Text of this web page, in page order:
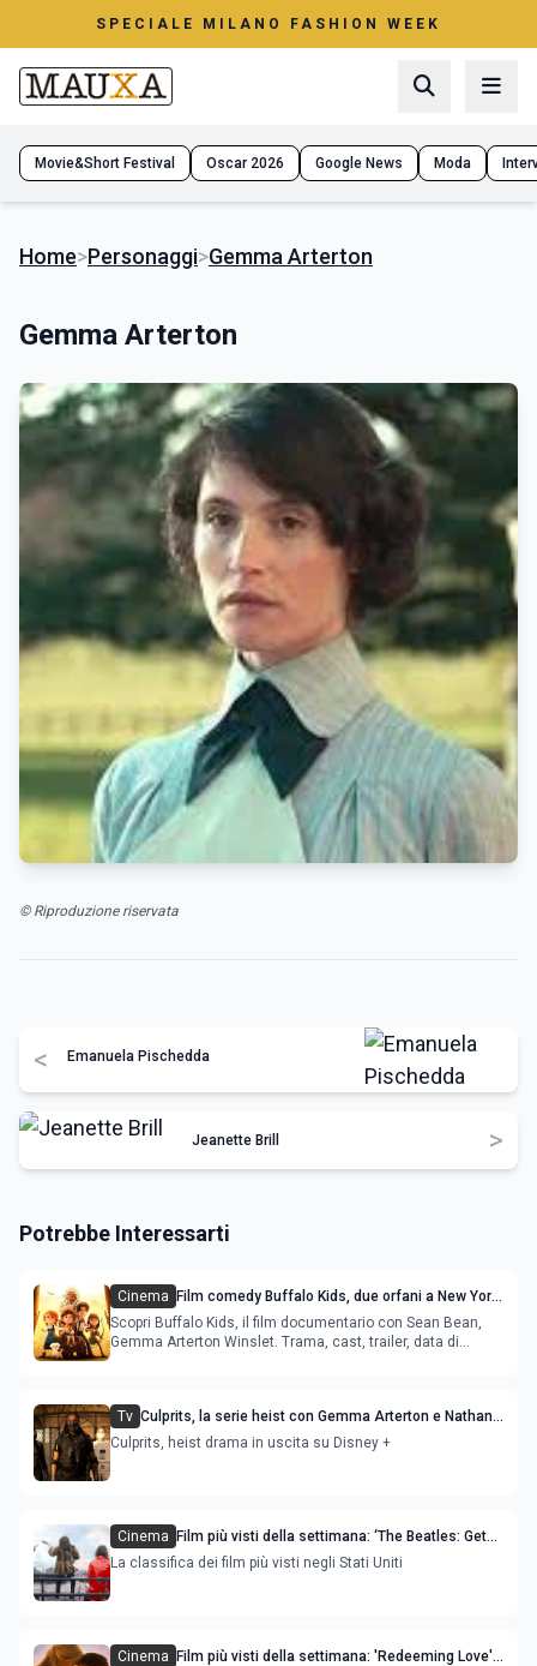
SPECIALE MILANO FASHION WEEK
Movie&Short Festival Oscar 2026 Google News Moda
Home>Personaggi>Gemma Arterton
Gemma Arterton
© Riproduzione riservata
< Emanuela Pischedda
Jeanette Brill >
Potrebbe Interessarti
Cinema
Film comedy Buffalo Kids, due orfani a New York
con Sean Bean e Gemma Arterton
Scopri Buffalo Kids, il film documentario con Sean Bean,
Gemma Arterton Winslet. Trama, cast, trailer, data di
Tv Culprits, la serie heist con Gemma Arterton e Nathan
Stewart-Jarrett
Culprits, heist drama in uscita su Disney +
Cinema
Film più visti della settimana: ‘The Beatles: Get
Back - The Rooftop Concert’ è la novità
La classifica dei film più visti negli Stati Uniti
Cinema
Film più visti della settimana: 'Redeeming Love'